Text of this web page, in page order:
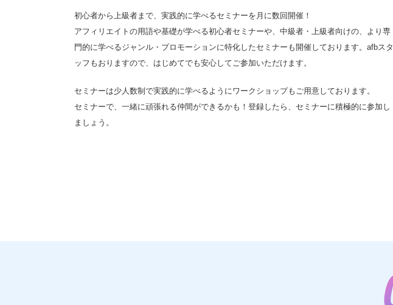
初心者から上級者まで、実践的に学べるセミナーを月に数回開催！
アフィリエイトの用語や基礎が学べる初心者セミナーや、中級者・上級者向けの、より専
門的に学べるジャンル・プロモーションに特化したセミナーも開催しております。afbスタ
ッフもおりますので、はじめてでも安心してご参加いただけます。
セミナーは少人数制で実践的に学べるようにワークショップもご用意しております。
セミナーで、一緒に頑張れる仲間ができるかも！登録したら、セミナーに積極的に参加し
ましょう。